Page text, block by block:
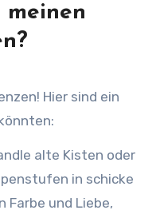
meinen
Hier sind ein
alte Kisten oder
in schicke
Farbe und Liebe,